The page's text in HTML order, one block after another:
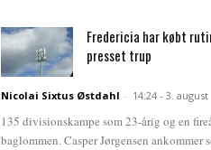
Fredericia har købt
presset trup
Nicolai Sixtus Østdahl - 14:24 - 3. august
135 divisionskampe som 23-årig og en
baglommen. Casper Jørgensen ankommer